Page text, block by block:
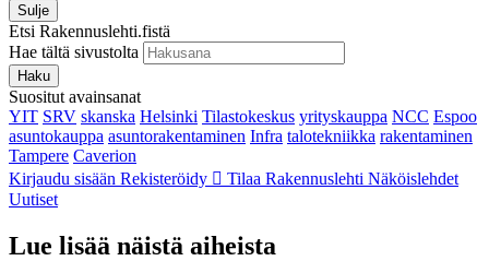
Sulje
Etsi Rakennuslehti.fistä
Hae tältä sivustolta
Haku
Suositut avainsanat
YIT SRV skanska Helsinki Tilastokeskus yrityskauppa NCC Espoo
asuntokauppa asuntorakentaminen Infra talotekniikka rakentaminen
Tampere Caverion
Kirjaudu sisään Rekisteröidy Tilaa Rakennuslehti Näköislehdet
Uutiset
Lue lisää näistä aiheista